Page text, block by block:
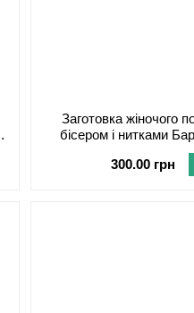
Заготовка жіночого
бісером і нитками
Сокальська
300.00 грн